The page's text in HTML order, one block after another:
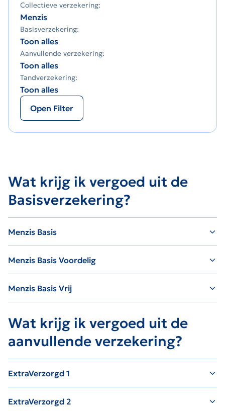
Collectieve verzekering:
Menzis
Basisverzekering:
Toon alles
Aanvullende verzekering:
Toon alles
Tandverzekering:
Toon alles
Open Filter
Wat krijg ik vergoed uit de
Basisverzekering?
Menzis Basis
Menzis Basis Voordelig
Menzis Basis Vrij
Wat krijg ik vergoed uit de
aanvullende verzekering?
ExtraVerzorgd 1
ExtraVerzorgd 2